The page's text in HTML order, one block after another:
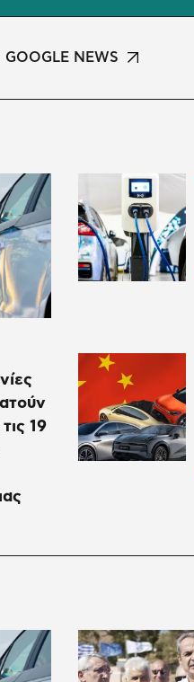
NEWS
19